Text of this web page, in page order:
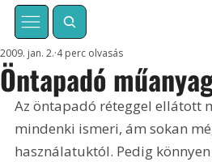
Öntapadó
2009. jan. 2. 4 perc olvasás
Az öntapadó réteggel ellátott
mindenki ismeri, ám sokan
használatuktól. Pedig